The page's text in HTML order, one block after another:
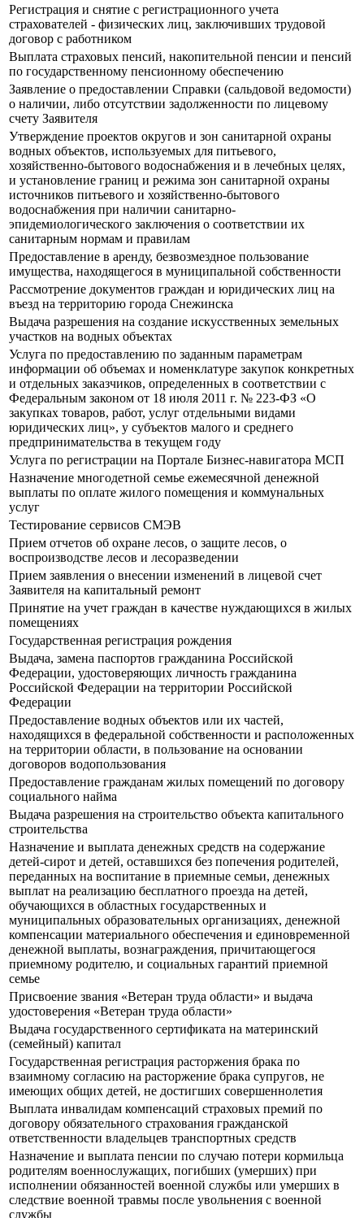
Регистрация и снятие с регистрационного учета
страхователей - физических лиц, заключивших трудовой
договор с работником
Выплата страховых пенсий, накопительной пенсии и пенсий
по государственному пенсионному обеспечению
Заявление о предоставлении Справки (сальдовой ведомости)
о наличии, либо отсутствии задолженности по лицевому
счету Заявителя
Утверждение проектов округов и зон санитарной охраны
водных объектов, используемых для питьевого,
хозяйственно-бытового водоснабжения и в лечебных целях,
и установление границ и режима зон санитарной охраны
источников питьевого и хозяйственно-бытового
водоснабжения при наличии санитарно-
эпидемиологического заключения о соответствии их
санитарным нормам и правилам
Предоставление в аренду, безвозмездное пользование
имущества, находящегося в муниципальной собственности
Рассмотрение документов граждан и юридических лиц на
въезд на территорию города Снежинска
Выдача разрешения на создание искусственных земельных
участков на водных объектах
Услуга по предоставлению по заданным параметрам
информации об объемах и номенклатуре закупок конкретных
и отдельных заказчиков, определенных в соответствии с
Федеральным законом от 18 июля 2011 г. № 223-ФЗ «О
закупках товаров, работ, услуг отдельными видами
юридических лиц», у субъектов малого и среднего
предпринимательства в текущем году
Услуга по регистрации на Портале Бизнес-навигатора МСП
Назначение многодетной семье ежемесячной денежной
выплаты по оплате жилого помещения и коммунальных
услуг
Тестирование сервисов СМЭВ
Прием отчетов об охране лесов, о защите лесов, о
воспроизводстве лесов и лесоразведении
Прием заявления о внесении изменений в лицевой счет
Заявителя на капитальный ремонт
Принятие на учет граждан в качестве нуждающихся в жилых
помещениях
Государственная регистрация рождения
Выдача, замена паспортов гражданина Российской
Федерации, удостоверяющих личность гражданина
Российской Федерации на территории Российской
Федерации
Предоставление водных объектов или их частей,
находящихся в федеральной собственности и расположенных
на территории области, в пользование на основании
договоров водопользования
Предоставление гражданам жилых помещений по договору
социального найма
Выдача разрешения на строительство объекта капитального
строительства
Назначение и выплата денежных средств на содержание
детей-сирот и детей, оставшихся без попечения родителей,
переданных на воспитание в приемные семьи, денежных
выплат на реализацию бесплатного проезда на детей,
обучающихся в областных государственных и
муниципальных образовательных организациях, денежной
компенсации материального обеспечения и единовременной
денежной выплаты, вознаграждения, причитающегося
приемному родителю, и социальных гарантий приемной
семье
Присвоение звания «Ветеран труда области» и выдача
удостоверения «Ветеран труда области»
Выдача государственного сертификата на материнский
(семейный) капитал
Государственная регистрация расторжения брака по
взаимному согласию на расторжение брака супругов, не
имеющих общих детей, не достигших совершеннолетия
Выплата инвалидам компенсаций страховых премий по
договору обязательного страхования гражданской
ответственности владельцев транспортных средств
Назначение и выплата пенсии по случаю потери кормильца
родителям военнослужащих, погибших (умерших) при
исполнении обязанностей военной службы или умерших в
следствие военной травмы после увольнения с военной
службы